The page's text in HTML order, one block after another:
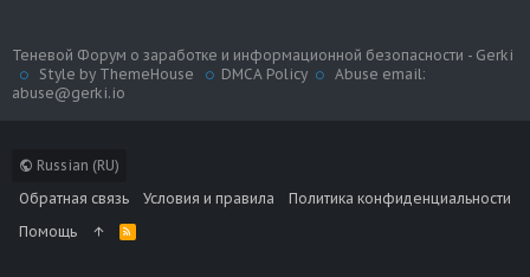
Russian (RU)
Обратная связь
Условия и правила
Политика конфиденциальности
Помощь
R
S
Теневой Форум о заработке и информационной безопасности - Gerki
Style by ThemeHouse
DMCA Policy
Abuse email:
abuse@gerki.io